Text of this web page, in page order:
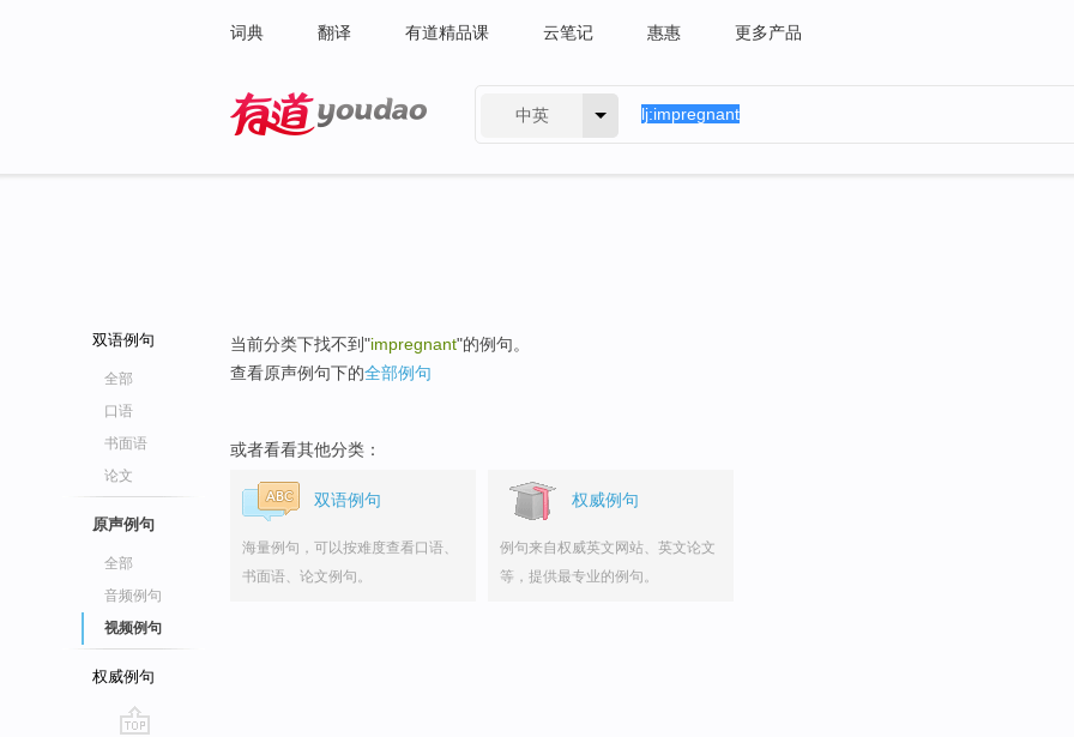
词典 翻译 有道精品课 云笔记 惠惠 更多产品
中英
双语例句
全部
口语
书面语
论文
原声例句
全部
音频例句
视频例句
权威例句
当前分类下找不到"impregnant"的例句。
查看原声例句下的全部例句
或者看看其他分类：
双语例句
海量例句，可以按难度查看口语、
书面语、论文例句。
权威例句
例句来自权威英文网站、英文论文
等，提供最专业的例句。